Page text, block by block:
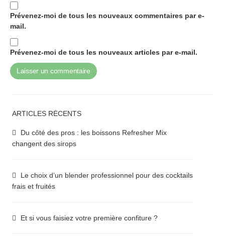
Prévenez-moi de tous les nouveaux commentaires par e-
mail.
Prévenez-moi de tous les nouveaux articles par e-mail.
ARTICLES RÉCENTS
Du côté des pros : les boissons Refresher Mix
changent des sirops
Le choix d’un blender professionnel pour des cocktails
frais et fruités
Et si vous faisiez votre première confiture ?